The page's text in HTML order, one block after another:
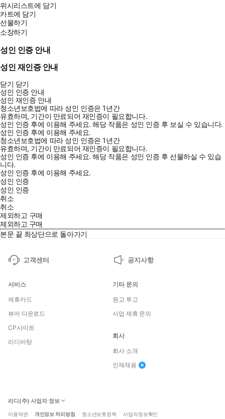
위시리스트에 담기
카트에 담기
선물하기
소장하기
성인 인증 안내
성인 재인증 안내
닫기 닫기
성인 인증 안내
성인 재인증 안내
청소년보호법에 따라 성인 인증은 1년간
유효하며, 기간이 만료되어 재인증이 필요합니다.
성인 인증 후에 이용해 주세요.해당 작품은 성인 인증 후 보실 수 있습니다.
성인 인증 후에 이용해 주세요.
청소년보호법에 따라 성인 인증은 1년간
유효하며, 기간이 만료되어 재인증이 필요합니다.
성인 인증 후에 이용해 주세요.해당 작품은 성인 인증 후 선물하실 수 있습
니다.
성인 인증 후에 이용해 주세요.
성인 인증
성인 인증
취소
취소
제외하고 구매
제외하고 구매
본문 끝 최상단으로 돌아가기
고객센터 공지사항
서비스
제휴카드
뷰어 다운로드
CP사이트
리디바탕
기타 문의
원고 투고
사업 제휴 문의
회사
회사 소개
인재채용
리디(주) 사업자 정보
이용약관 개인정보 처리방침 청소년보호정책 사업자정보확인